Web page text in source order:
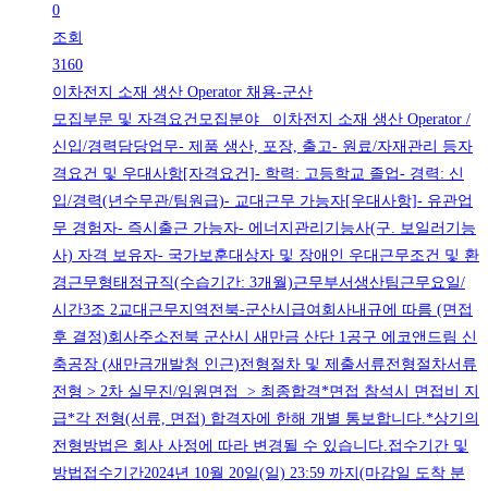
0
조회
3160
이차전지 소재 생산 Operator 채용-군산
모집부문 및 자격요건모집분야 이차전지 소재 생산 Operator /
신입/경력담당업무- 제품 생산, 포장, 출고- 원료/자재관리 등자
격요건 및 우대사항[자격요건]- 학력: 고등학교 졸업- 경력: 신
입/경력(년수무관/팀원급)- 교대근무 가능자[우대사항]- 유관업
무 경험자- 즉시출근 가능자- 에너지관리기능사(구. 보일러기능
사) 자격 보유자- 국가보훈대상자 및 장애인 우대근무조건 및 환
경근무형태정규직(수습기간: 3개월)근무부서생산팀근무요일/
시간3조 2교대근무지역전북-군산시급여회사내규에 따름 (면접
후 결정)회사주소전북 군산시 새만금 산단 1공구 에코앤드림 신
축공장 (새만금개발청 인근)전형절차 및 제출서류전형절차서류
전형 > 2차 실무진/임원면접 > 최종합격*면접 참석시 면접비 지
급*각 전형(서류, 면접) 합격자에 한해 개별 통보합니다.*상기의
전형방법은 회사 사정에 따라 변경될 수 있습니다.접수기간 및
방법접수기간2024년 10월 20일(일) 23:59 까지(마감일 도착 분